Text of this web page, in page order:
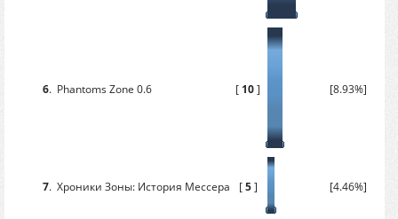
6. Phantoms Zone 0.6 [ 10] [8.93%]
7. Хроники Зоны: История Мессера [5] [4.46%]